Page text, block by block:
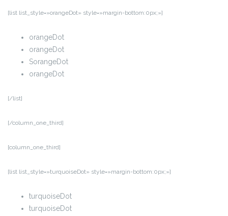
[list list_style=»orangeDot» style=»margin-bottom:0px;»]
orangeDot
orangeDot
SorangeDot
orangeDot
[/list]
[/column_one_third]
[column_one_third]
[list list_style=»turquoiseDot» style=»margin-bottom:0px;»]
turquoiseDot
turquoiseDot